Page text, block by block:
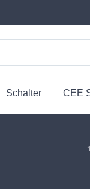
Schalter CEE